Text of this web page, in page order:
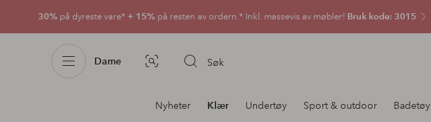
30% på dyreste vare* + 15% på resten av ordern.* Inkl. massevis av møbler! Bruk kode: 3015
Dame Bildesøk Søk
Avdelingsnavigering
Nyheter Klær Undertøy Sport & outdoor Badetøy